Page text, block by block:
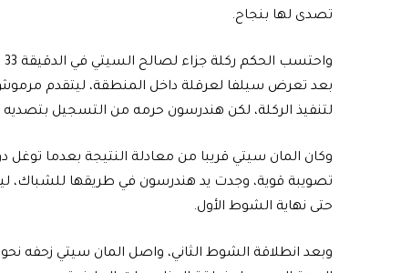
تصدى لها بنجاح.
واحتسب الحكم ركلة جزاء لصالح السيتي في الدقيقة 33
بعد تعرض سيلفا لعرقلة داخل المنطقة، ليتقدم
لتنفيذ الركلة، لكن هندرسون حرمه من التسجيل بتصديه
وكان المان سيتي قريبا من معادلة النتيجة بعدما
تصويبة قوية، وجدت يد هندرسون في طريقها للشباك،
حتى نهاية الشوط الأول.
وبعد انطلاقة الشوط الثاني، واصل المان سيتي زحفه